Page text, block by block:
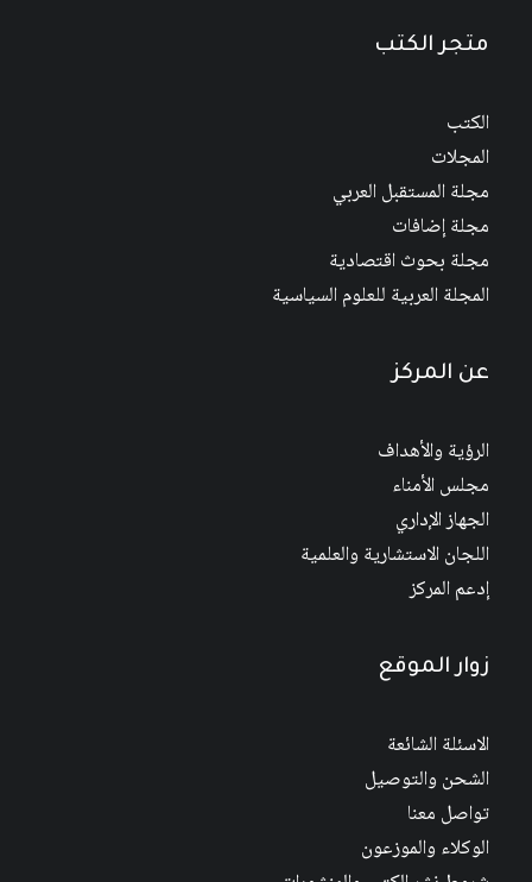
متجر الكتب
الكتب
المجلات
مجلة المستقبل العربي
مجلة إضافات
مجلة بحوث اقتصادية
المجلة العربية للعلوم السياسية
عن المركز
الرؤية والأهداف
مجلس الأمناء
الجهاز الإداري
اللجان الاستشارية والعلمية
إدعم المركز
زوار الموقع
الاسئلة الشائعة
الشحن والتوصيل
تواصل معنا
الوكلاء والموزعون